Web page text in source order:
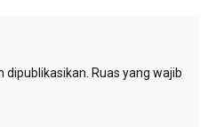
Ruas yang wajib